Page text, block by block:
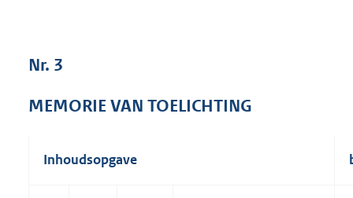
Nr. 3
MEMORIE VAN TOELICHTING
Inhoudsopgave